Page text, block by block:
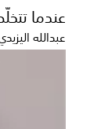
عندما
عبدالله